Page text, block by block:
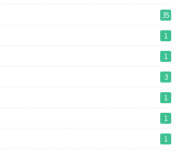
35
1
1
3
1
1
1